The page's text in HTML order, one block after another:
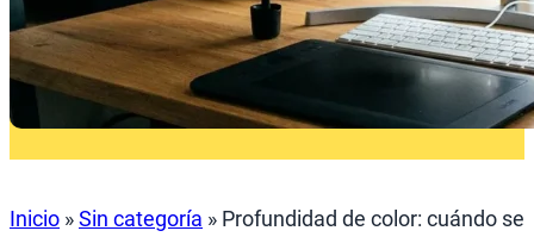
Inicio »Sin categoría » Profundidad de color: cuándo se